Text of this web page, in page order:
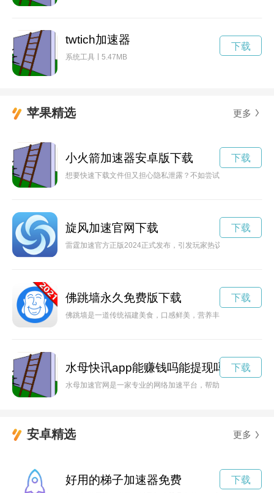
twtich加速器
系统工具 5.47MB
下载
苹果精选 更多
小火箭加速器安卓版下载
想要快速下载文件但又担心隐私泄露？不如尝试使用Onion网络
下载
旋风加速官网下载
雷霆加速官方正版2024正式发布，引发玩家热议。这款经典的
下载
佛跳墙永久免费版下载
佛跳墙是一道传统福建美食，口感鲜美，营养丰富。通过下载
下载
水母快讯app能赚钱吗能提现吗
水母加速官网是一家专业的网络加速平台，帮助用户解决网络
下载
安卓精选 更多
好用的梯子加速器免费 下载